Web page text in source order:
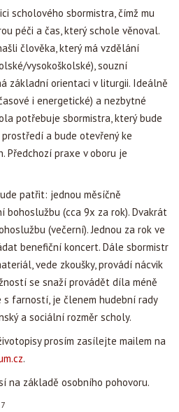
scholového sbormistra, čímž mu
péči a čas, který schole věnoval.
člověka, který má vzdělání
vysokoškolské), souzní
základní orientaci v liturgii. Ideálně
i energetické) a nezbytné
potřebuje sbormistra, který bude
a bude otevřený ke
Předchozí praxe v oboru je
patřit: jednou měsíčně
(cca 9x za rok). Dvakrát
(večerní). Jednou za rok ve
benefiční koncert. Dále sbormistr
vede zkoušky, provádí nácvik
se snaží provádět díla méně
s farností, je členem hudební rady
a sociální rozměr scholy.
prosím zasílejte mailem na
.
na základě osobního pohovoru.